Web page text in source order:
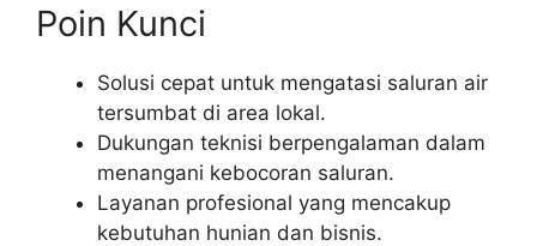
Poin Kunci
Solusi cepat untuk mengatasi saluran air
tersumbat di area lokal.
Dukungan teknisi berpengalaman dalam
menangani kebocoran saluran.
Layanan profesional yang mencakup
kebutuhan hunian dan bisnis.